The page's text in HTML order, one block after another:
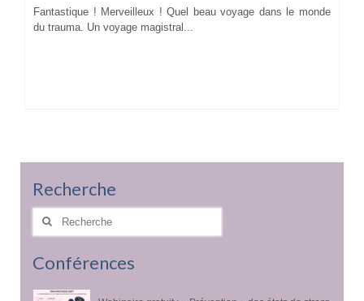
Fantastique ! Merveilleux ! Quel beau voyage dans le monde
du trauma. Un voyage magistral...
Recherche
Rechercher
Conférences